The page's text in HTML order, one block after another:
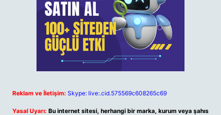
Reklam ve İletişim: Skype: live:.cid.575569c608265c69
Yasal Uyarı: Bu internet sitesi, herhangi bir marka, kurum veya şahıs